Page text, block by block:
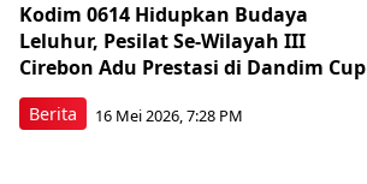
Berita
Kodim 0614 Hidupkan Budaya
Leluhur, Pesilat Se-Wilayah III
Cirebon Adu Prestasi di Dandim Cup
16 Mei 2026, 7:28 PM